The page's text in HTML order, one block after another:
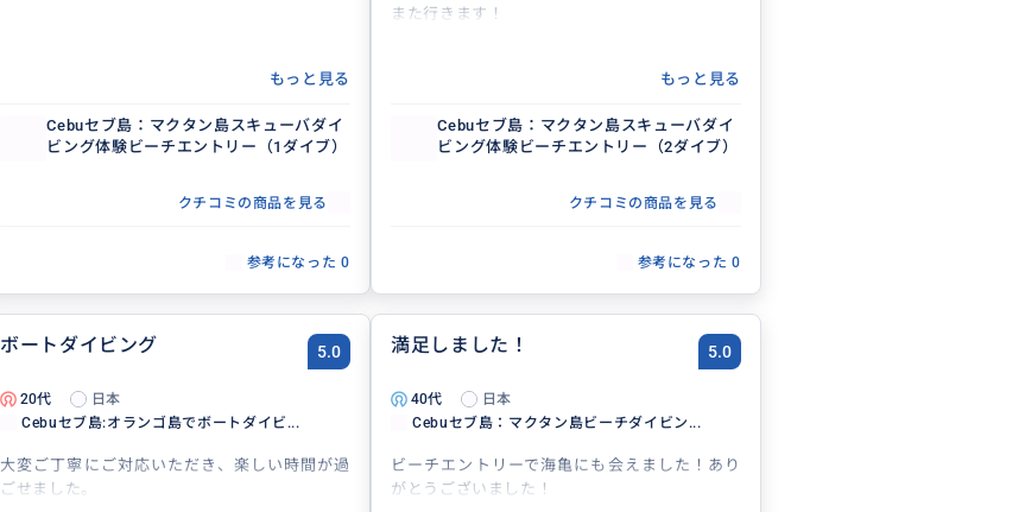
もっと見る
Cebuセブ島：マクタン島スキューバダイ
ビング体験ビーチエントリー（1ダイブ）
クチコミの商品を見る
参考になった 0
また行きます！
もっと見る
Cebuセブ島：マクタン島スキューバダイ
ビング体験ビーチエントリー（2ダイブ）
クチコミの商品を見る
参考になった 0
ボートダイビング 5.0
20代
日本
Cebuセブ島:オランゴ島でボートダイビ...
大変ご丁寧にご対応いただき、楽しい時間が過
ごせました。
満足しました！ 5.0
40代
日本
Cebuセブ島：マクタン島ビーチダイビン...
ビーチエントリーで海亀にも会えました！あり
がとうございました！